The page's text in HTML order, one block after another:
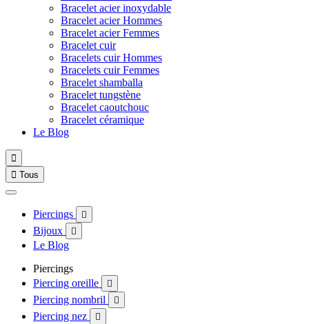
Bracelet acier inoxydable
Bracelet acier Hommes
Bracelet acier Femmes
Bracelet cuir
Bracelets cuir Hommes
Bracelets cuir Femmes
Bracelet shamballa
Bracelet tungstène
Bracelet caoutchouc
Bracelet céramique
Le Blog

 Tous
Piercings 
Bijoux 
Le Blog
Piercings
Piercing oreille

Piercing nombril 
Piercing nez 